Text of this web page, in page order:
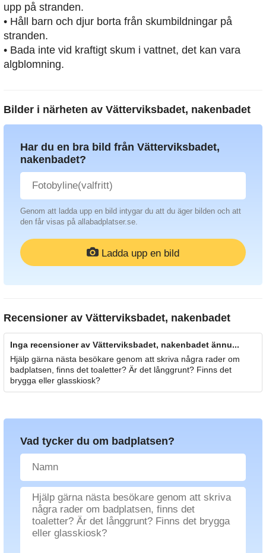
upp på stranden.
• Håll barn och djur borta från skumbildningar på
stranden.
• Bada inte vid kraftigt skum i vattnet, det kan vara
algblomning.
Bilder i närheten av Vätterviksbadet, nakenbadet
Har du en bra bild från Vätterviksbadet,
nakenbadet?
Genom att ladda upp en bild intygar du att du äger bilden och att
den får visas på allabadplatser.se.
Ladda upp en bild
Recensioner av Vätterviksbadet, nakenbadet
Inga recensioner av Vätterviksbadet, nakenbadet ännu...
Hjälp gärna nästa besökare genom att skriva några rader om
badplatsen, finns det toaletter? Är det långgrunt? Finns det
brygga eller glasskiosk?
Vad tycker du om badplatsen?